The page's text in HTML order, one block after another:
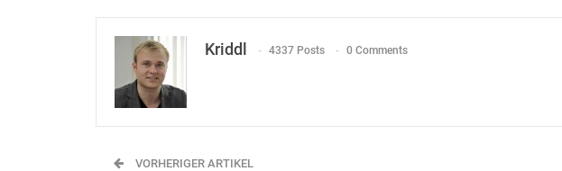
Kriddl 4337 Posts 0 Comments
VORHERIGER ARTIKEL